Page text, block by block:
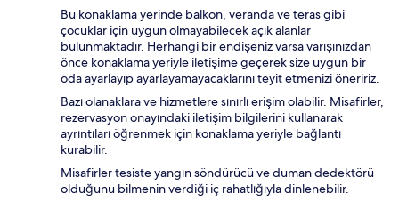
Bu konaklama yerinde balkon, veranda ve teras gibi
çocuklar için uygun olmayabilecek açık alanlar
bulunmaktadır. Herhangi bir endişeniz varsa varışınızdan
önce konaklama yeriyle iletişime geçerek size uygun bir
oda ayarlayıp ayarlayamayacaklarını teyit etmenizi öneririz.
Bazı olanaklara ve hizmetlere sınırlı erişim olabilir. Misafirler,
rezervasyon onayındaki iletişim bilgilerini kullanarak
ayrıntıları öğrenmek için konaklama yeriyle bağlantı
kurabilir.
Misafirler tesiste yangın söndürücü ve duman dedektörü
olduğunu bilmenin verdiği iç rahatlığıyla dinlenebilir.